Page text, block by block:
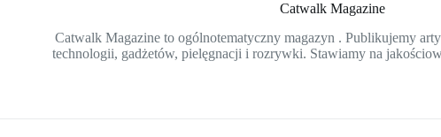
Catwalk Magazine
Catwalk Magazine to ogólnotematyczny magazyn . Publikujemy
technologii, gadżetów, pielęgnacji i rozrywki. Stawiamy na